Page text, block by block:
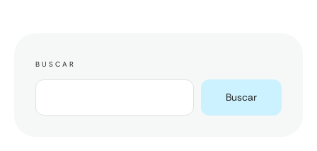
BUSCAR
Buscar